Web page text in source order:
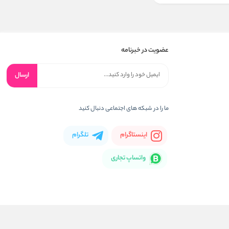
عضویت در خبرنامه
ارسال
ما را در شبکه های اجتماعی دنبال کنید
اینستاگرام تلگرام
واتساپ تجاری